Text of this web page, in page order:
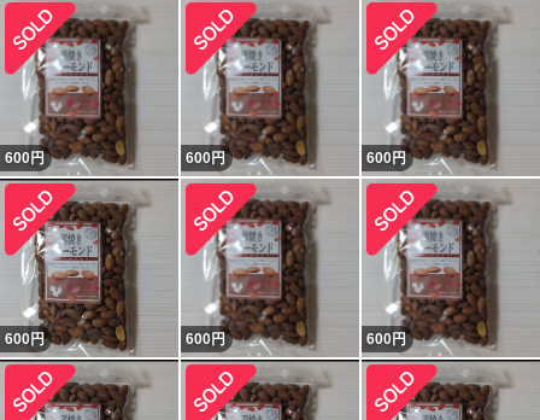
600円 600円 600円
600円 600円 600円